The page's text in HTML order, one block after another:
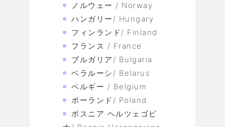
ノルウェー / Norway
ハンガリー/ Hungary
フィンランド/ Finland
フランス / France
ブルガリア/ Bulgaria
ベラルーシ/ Belarus
ベルギー / Belgium
ポーランド/ Poland
ボスニア·ヘルツェゴビ